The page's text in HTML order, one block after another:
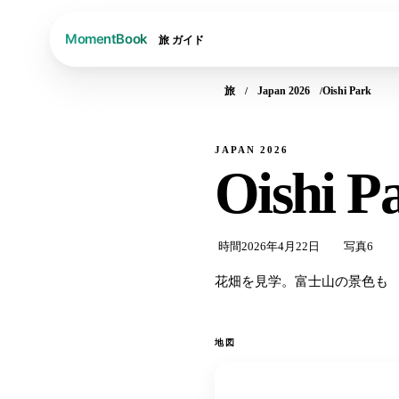
旅 ガイド
旅 Japan 2026 Oishi Park
JAPAN 2026
Oishi
時間2026年4月22日 写真6
花畑を見学。富士山の景色も
地図